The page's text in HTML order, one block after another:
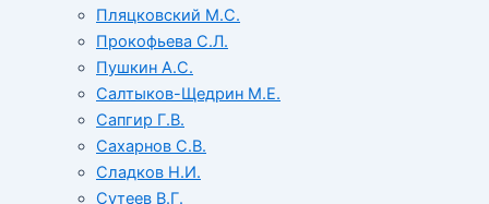
Пляцковский М.С.
Прокофьева С.Л.
Пушкин А.С.
Салтыков-Щедрин М.Е.
Сапгир Г.В.
Сахарнов С.В.
Сладков Н.И.
Сутеев В.Г.